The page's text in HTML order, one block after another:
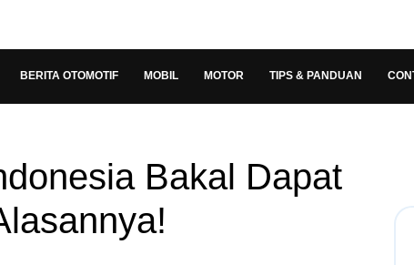
BERITA OTOMOTIF MOBIL MOTOR TIPS & PANDUAN
Bakal Dapat